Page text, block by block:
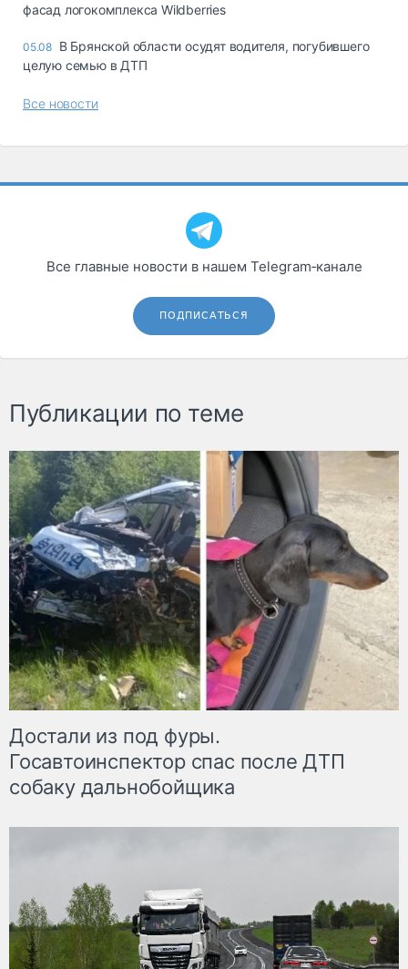
фасад логокомплекса Wildberries
05.08 В Брянской области осудят водителя, погубившего
целую семью в ДТП
Все новости
Все главные новости в нашем Telegram‑канале
ПОДПИСАТЬСЯ
Публикации по теме
Достали из под фуры.
Госавтоинспектор спас после ДТП
собаку дальнобойщика